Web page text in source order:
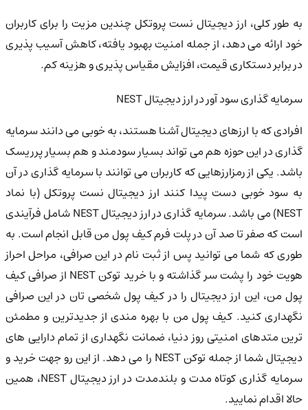
به طور کلی، ارز دیجیتال نست پروتکل چندین مزیت را برای کاربران
خود ارائه می دهد، از جمله امنیت بهبود یافته، کاهش آسیب پذیری
در برابر دستکاری قیمت، افزایش مقیاس پذیری و هزینه کم.
سرمایه گذاری سود آور در ارز دیجیتال NEST
افرادی که با ارزهای دیجیتال آشنا هستند، به خوبی می دانند سرمایه
گذاری در این حوزه هم می تواند بسیار سودمند و هم بسیار پرریسک
باشد. یکی از رمزارزهایی که کاربران می توانند با سرمایه گذاری در آن
به سود خوبی دست پیدا کنند ارز دیجیتال نست پروتکل (با نماد
NEST) می باشد. سرمایه گذاری در ارز دیجیتال NEST شامل فرآیندی
است که صفر تا صد آن در پلت فرم کیف پول من قابل انجام است. به
طوری که شما می توانید پس از ثبت نام در این صرافی، مراحل احراز
هویت خود را پشت سر گذاشته و با خرید توکن NEST از صرافی کیف
پول من، این ارز دیجیتال را در کیف پول شخصی تان در این صرافی
نگهداری کنید. کیف پول من با بهره مندی از جدیدترین و مطمئن
ترین متدهای امنیتی روز دنیا، ضمانت نگهداری از تمام دارایی های
دیجیتال شما از جمله توکن NEST را می دهد. از این رو جهت خرید و
سرمایه گذاری کوتاه مدت و بلندمدت در ارز دیجیتال NEST، همین
حالا اقدام نمایید.